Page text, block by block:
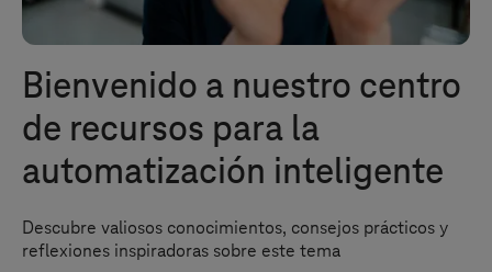
Bienvenido a nuestro centro
de recursos para la
automatización inteligente
Descubre valiosos conocimientos, consejos prácticos y
reflexiones inspiradoras sobre este tema